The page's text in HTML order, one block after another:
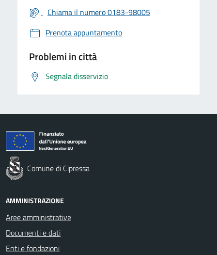
Chiama il numero 0183-98005
Prenota appuntamento
Problemi in città
Segnala disservizio
Comune di Cipressa
AMMINISTRAZIONE
Aree amministrative
Documenti e dati
Enti e fondazioni